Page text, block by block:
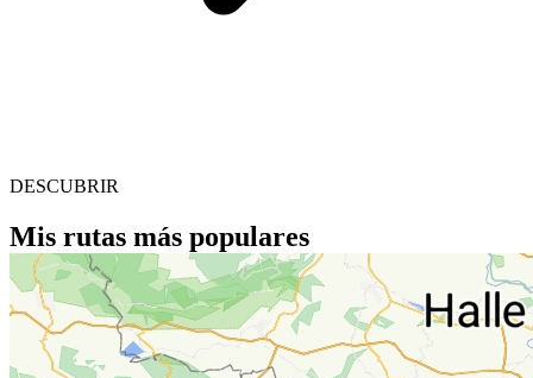
DESCUBRIR
Mis rutas más populares